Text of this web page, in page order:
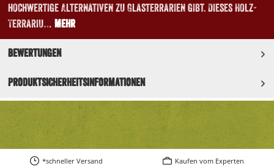
hochwertige Alternativen zu Glasterrarien gibt. Dieses Holz-
Terrariu… Mehr
Bewertungen
Produktsicherheitsinformationen
*schneller Versand Kaufen vom Experten